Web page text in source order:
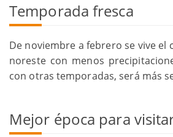
Temporada fresca
De noviembre a febrero se vive el
noreste con menos
con otras temporadas, será más
Mejor época para